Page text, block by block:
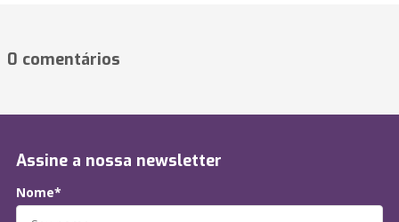
0 comentários
Assine a nossa newsletter
Nome*